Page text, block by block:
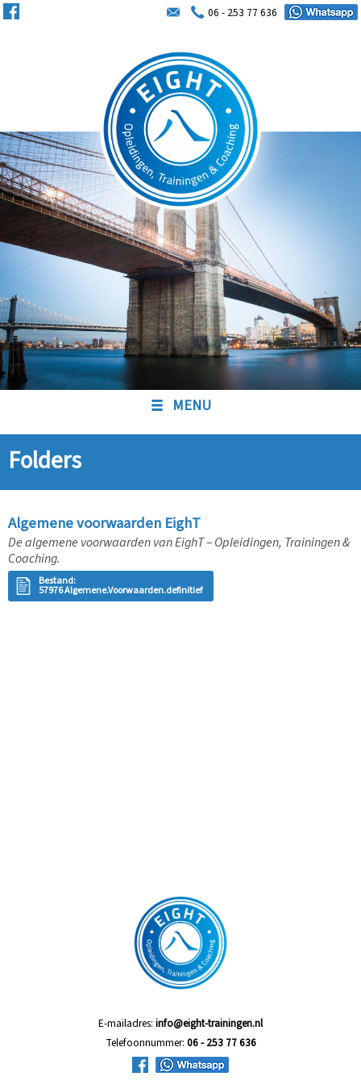
06 - 253 77 636
MENU
Folders
Algemene voorwaarden EighT
De algemene voorwaarden van EighT – Opleidingen, Trainingen &
Coaching.
Bestand:
57976 Algemene.Voorwaarden.definitief
E-mailadres: info@eight-trainingen.nl
Telefoonnummer: 06 - 253 77 636